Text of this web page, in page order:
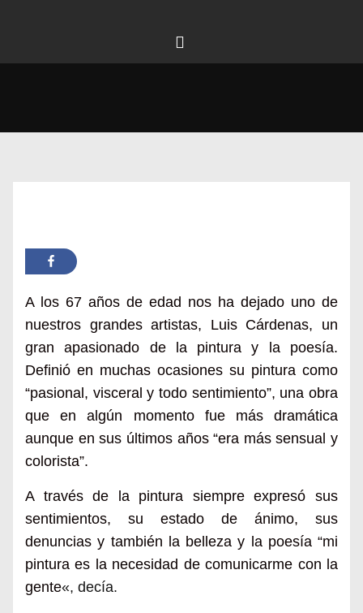
A los 67 años de edad nos ha dejado uno de
nuestros grandes artistas, Luis Cárdenas, un
gran apasionado de la pintura y la poesía.
Definió en muchas ocasiones su pintura como
“pasional, visceral y todo sentimiento”, una obra
que en algún momento fue más dramática
aunque en sus últimos años “era más sensual y
colorista”.
A través de la pintura siempre expresó sus
sentimientos, su estado de ánimo, sus
denuncias y también la belleza y la poesía “mi
pintura es la necesidad de comunicarme con la
gente«, decía.